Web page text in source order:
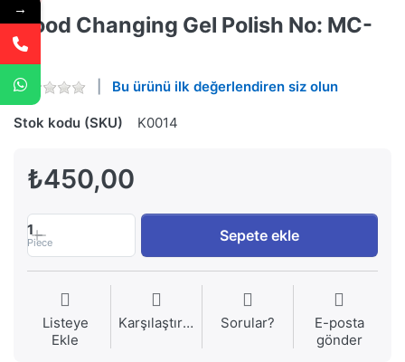
Mood Changing Gel Polish No: MC-
02
Bu ürünü ilk değerlendiren siz olun
Stok kodu (SKU) K0014
₺450,00
1
Piece Sepete ekle
Listeye
Ekle
Karşılaştırma Sorular?
E-posta
gönder
→